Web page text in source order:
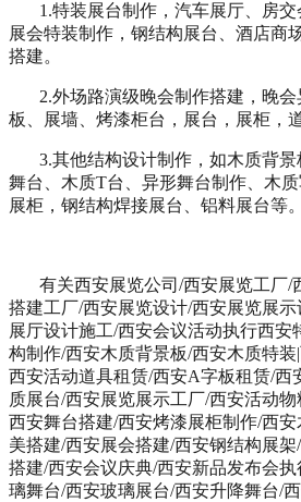
1.特装展台制作，汽车展厅、房
展会特装制作，钢结构展台、酒店商
搭建。
2.外场路演级晚会制作搭建，晚
板、展墙、烤漆柜台，展台，展柜，
3.其他结构设计制作，如木质背
舞台、木质T台、异形舞台制作、木质
展柜，钢结构焊接展台、铝料展台等。
有关西安展览公司/西安展览工厂/
搭建工厂/西安展览设计/西安展览展
展厅设计施工/西安会议活动执行西安
构制作/西安木质背景板/西安木质特
西安活动道具租赁/西安A字板租赁/西
质展台/西安展览展示工厂/西安活动
西安舞台搭建/西安烤漆展柜制作/西
美搭建/西安展会搭建/西安钢结构展
搭建/西安会议庆典/西安新品发布会
璃舞台/西安玻璃展台/西安升降舞台/